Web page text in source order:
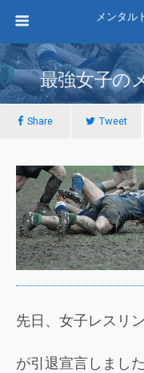
メンタル
最強女子の
Share Tweet
先日、女子レスリ
が引退宣言しました